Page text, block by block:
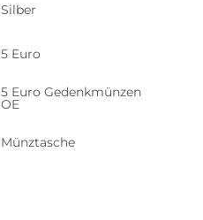
Silber
5 Euro
5 Euro Gedenkmünzen
OE
Münztasche